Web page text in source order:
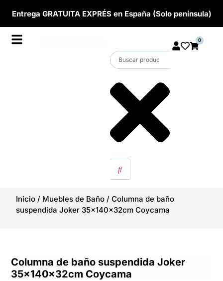
Entrega GRATUITA EXPRÉS en España (Solo península)
0
Inicio / Muebles de Baño /Columna de baño
suspendida Joker 35x140x32cm Coycama
Columna de baño suspendida Joker
35x140x32cm Coycama